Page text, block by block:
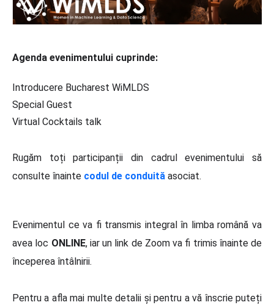
Agenda evenimentului cuprinde:
Introducere Bucharest WiMLDS
Special Guest
Virtual Cocktails talk
Rugăm toți participanții din cadrul evenimentului să
consulte înainte codul de conduită asociat.
Evenimentul ce va fi transmis integral în limba română va
avea loc ONLINE, iar un link de Zoom va fi trimis înainte de
începerea întâlnirii.
Pentru a afla mai multe detalii și pentru a vă înscrie puteți